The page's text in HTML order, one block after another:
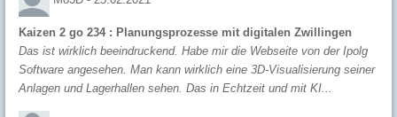
Kaizen 2 go 234 : Planungsprozesse mit digitalen Zwillingen
Das ist wirklich beeindruckend. Habe mir die Webseite von der Ipolg
Software angesehen. Man kann wirklich eine 3D-Visualisierung seiner
Anlagen und Lagerhallen sehen. Das in Echtzeit und mit KI...